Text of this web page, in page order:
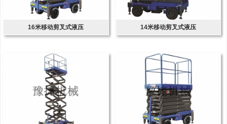
16米移动剪叉式液压 14米移动剪叉式液压